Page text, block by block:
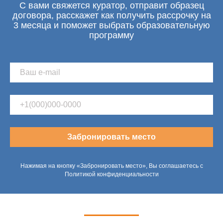
С вами свяжется куратор, отправит образец
договора, расскажет как получить рассрочку на
3 месяца и поможет выбрать образовательную
программу
Забронировать место
Нажимая на кнопку «Забронировать место», Вы соглашаетесь с
Политикой конфиденциальности